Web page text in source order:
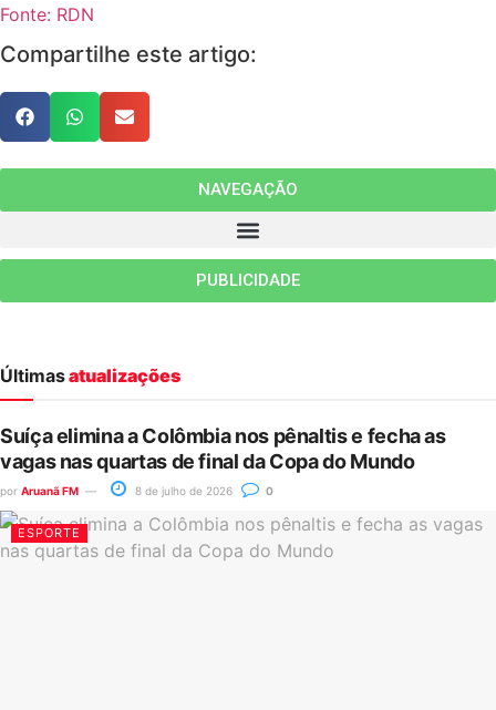
Fonte: RDN
Compartilhe este artigo:
NAVEGAÇÃO
PUBLICIDADE
Últimasatualizações
Suíça elimina a Colômbia nos pênaltis e fecha as
vagas nas quartas de final da Copa do Mundo
por Aruanã FM 8 de julho de 2026 0
ESPORTE